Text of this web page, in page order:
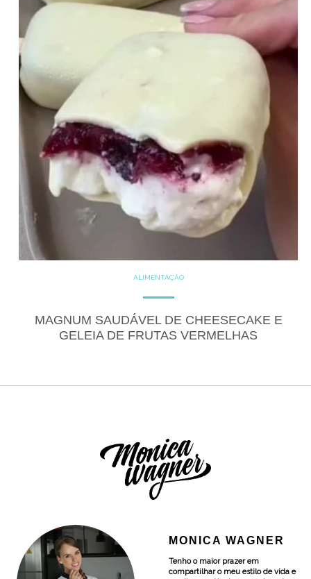
ALIMENTAÇÃO
DICAS DE ALIMENTAÇÃO
GLUTEN FREE
RECEITAS
RECEITAS DOCES
MAGNUM SAUDÁVEL DE CHEESECAKE E
GELEIA DE FRUTAS VERMELHAS
MONICA WAGNER
Tenho o maior prazer em
compartilhar o meu estilo de vida e